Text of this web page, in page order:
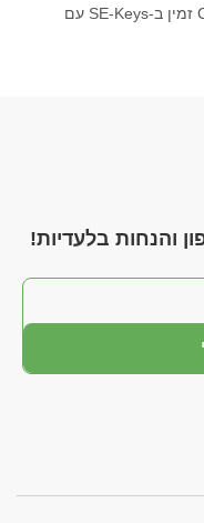
Wheelchair Simulator — משחק Casual זמין ב-SE-Keys עם
והנחות בלעדיות!